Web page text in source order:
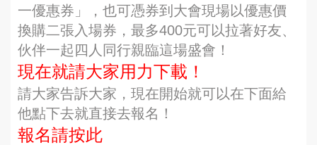
一優惠券」，也可憑券到大會現場以優惠價
換購二張入場券，最多400元可以拉著好友、
伙伴一起四人同行親臨這場盛會！
現在就請大家用力下載！
請大家告訴大家，現在開始就可以在下面給
他點下去就直接去報名！
報名請按此